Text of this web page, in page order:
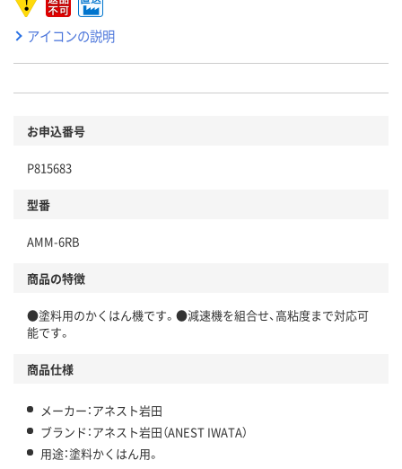
アイコンの説明
お申込番号
P815683
型番
AMM-6RB
商品の特徴
●塗料用のかくはん機です。●減速機を組合せ、高粘度まで対応可
能です。
商品仕様
メーカー：アネスト岩田
ブランド：アネスト岩田（ANEST IWATA）
用途：塗料かくはん用。